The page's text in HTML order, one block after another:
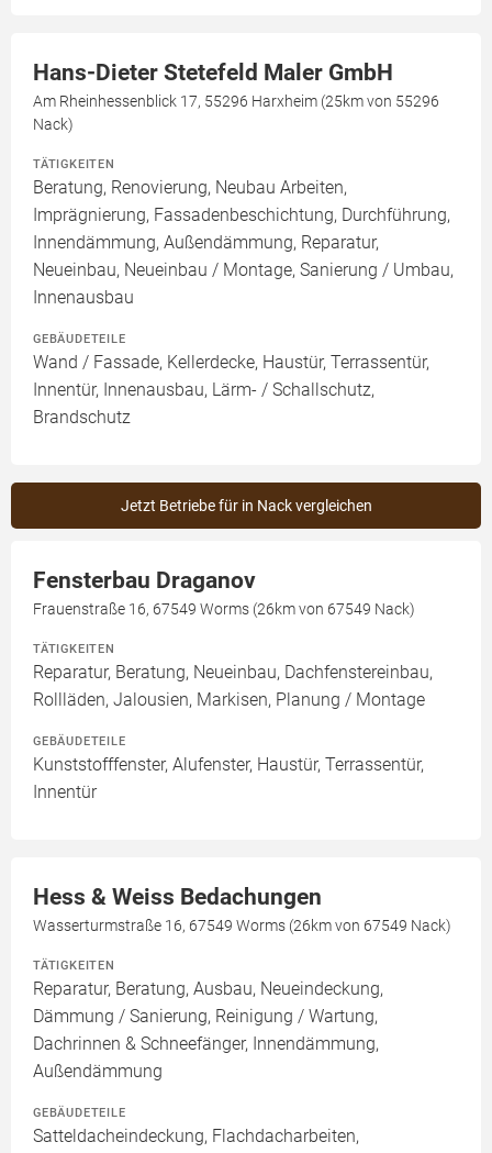
Hans-Dieter Stetefeld Maler GmbH
Am Rheinhessenblick 17, 55296 Harxheim (25km von 55296
Nack)
TÄTIGKEITEN
Beratung, Renovierung, Neubau Arbeiten,
Imprägnierung, Fassadenbeschichtung, Durchführung,
Innendämmung, Außendämmung, Reparatur,
Neueinbau, Neueinbau / Montage, Sanierung / Umbau,
Innenausbau
GEBÄUDETEILE
Wand / Fassade, Kellerdecke, Haustür, Terrassentür,
Innentür, Innenausbau, Lärm- / Schallschutz,
Brandschutz
Jetzt Betriebe für in Nack vergleichen
Fensterbau Draganov
Frauenstraße 16, 67549 Worms (26km von 67549 Nack)
TÄTIGKEITEN
Reparatur, Beratung, Neueinbau, Dachfenstereinbau,
Rollläden, Jalousien, Markisen, Planung / Montage
GEBÄUDETEILE
Kunststofffenster, Alufenster, Haustür, Terrassentür,
Innentür
Hess & Weiss Bedachungen
Wasserturmstraße 16, 67549 Worms (26km von 67549 Nack)
TÄTIGKEITEN
Reparatur, Beratung, Ausbau, Neueindeckung,
Dämmung / Sanierung, Reinigung / Wartung,
Dachrinnen & Schneefänger, Innendämmung,
Außendämmung
GEBÄUDETEILE
Satteldacheindeckung, Flachdacharbeiten,